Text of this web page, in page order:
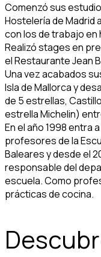
Comenzó sus
Hostelería de Madrid
con los de trabajo
Realizó stages en
el Restaurante Jean
Una vez acabados
Isla de Mallorca y
de 5 estrellas,
estrella Michelin)
En el año 1998 entra
profesores de la
Baleares y desde el
responsable del
escuela. Como
prácticas de cocina.